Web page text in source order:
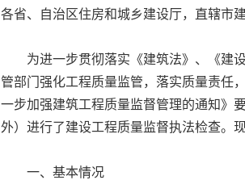
各省、自治区住房和城乡建设厅，直辖市
为进一步贯彻落实《建筑法》、《建设
管部门强化工程质量监管，落实质量责任
一步加强建筑工程质量监督管理的通知》
外）进行了建设工程质量监督执法检查。
一、基本情况